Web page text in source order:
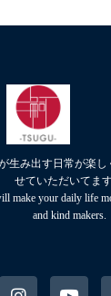
生み出す日常が楽
せていただいてます
make your daily life
and kind makers.